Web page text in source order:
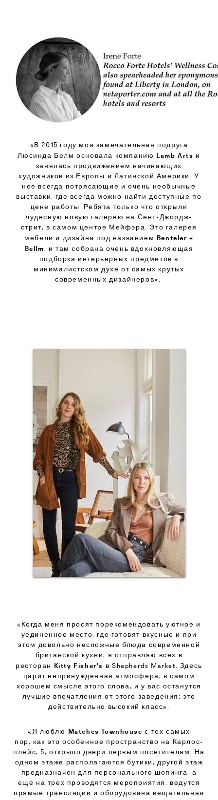
«В 2015 году моя замечательная подруга
Люсинда Белм основала компанию Lamb Arts и
занялась продвижением начинающих
художников из Европы и Латинской Америки. У
нее всегда потрясающие и очень необычные
выставки, где всегда можно найти доступные по
цене работы. Ребята только что открыли
чудесную новую галерею на Сент-Джордж-
стрит, в самом центре Мейфэра. Это галерея
мебели и дизайна под названием Benteler +
Bellm, и там собрана очень вдохновляющая
подборка интерьерных предметов в
минималистском духе от самых крутых
современных дизайнеров».
«Когда меня просят порекомендовать уютное и
уединенное место, где готовят вкусные и при
этом довольно несложные блюда современной
британской кухни, я отправляю всех в
ресторан Kitty Fisher's в Shepherds Market.
Здесь
царит непринужденная атмосфера, в самом
хорошем смысле этого слова, и у вас останутся
лучшие впечатления от этого заведения: это
действительно высокий класс».
«Я люблю Matches Townhouse с тех самых
пор, как это особенное пространство на Карлос-
плейс, 5, открыло двери первым посетителям. На
одном этаже располагаются бутики, другой этаж
предназначен для персонального шопинга, а
еще на трех проводятся мероприятия, ведутся
прямые трансляции и оборудована вещательная